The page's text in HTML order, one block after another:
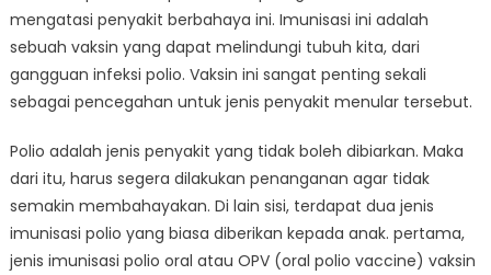
mengatasi penyakit berbahaya ini. Imunisasi ini adalah
sebuah vaksin yang dapat melindungi tubuh kita, dari
gangguan infeksi polio. Vaksin ini sangat penting sekali
sebagai pencegahan untuk jenis penyakit menular tersebut.
Polio adalah jenis penyakit yang tidak boleh dibiarkan. Maka
dari itu, harus segera dilakukan penanganan agar tidak
semakin membahayakan. Di lain sisi, terdapat dua jenis
imunisasi polio yang biasa diberikan kepada anak. pertama,
jenis imunisasi polio oral atau OPV (oral polio vaccine) vaksin